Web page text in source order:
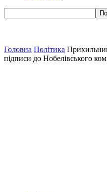
Головна Політика
підписи до Нобелівського